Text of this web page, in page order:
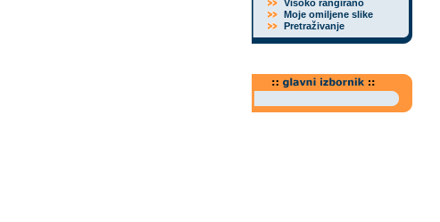
Visoko rangirano
Moje omiljene slike
Pretraživanje